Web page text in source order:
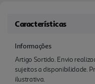
Características
Informações
Artigo Sortido. Envio
sujeitos a disponibilidade.
ilustrativa.